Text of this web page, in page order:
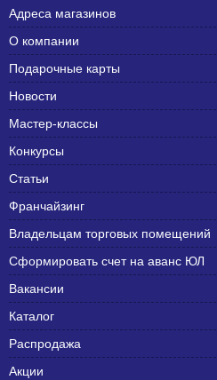
Адреса магазинов
О компании
Подарочные карты
Новости
Мастер-классы
Конкурсы
Статьи
Франчайзинг
Владельцам торговых помещений
Сформировать счет на аванс ЮЛ
Вакансии
Каталог
Распродажа
Акции